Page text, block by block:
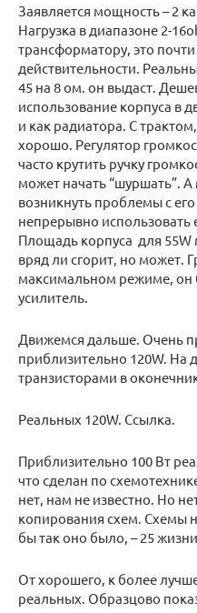
Заявляется мощность – 2
Нагрузка в диапазоне 2-
трансформатору, это почти
действительности.
45 на 8 ом. он выдаст.
использование корпуса в
и как радиатора. С
хорошо. Регулятор
часто крутить ручку
может начать “шуршать”.
возникнуть проблемы с
непрерывно использовать
Площадь корпуса для 55W
вряд ли сгорит, но может.
максимальном режиме, он
усилитель.
Движемся дальше. Очень
приблизительно 120W. На
транзисторами в
Реальных 120W. Ссылка.
Приблизительно 100 Вт
что сделан по
нет, нам не известно. Но
копирования схем. Схемы
бы так оно было, – 25
От хорошего, к более
реальных. Образцово